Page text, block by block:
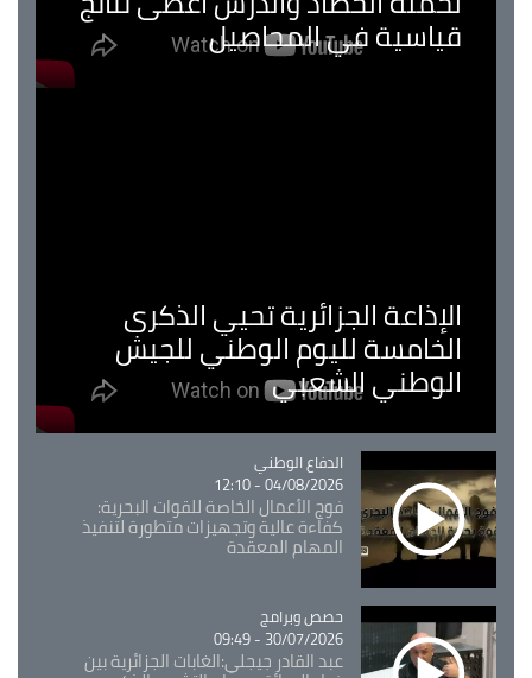
قياسية في المحاصيل
الإذاعة الجزائرية تحيي الذكرى
الخامسة لليوم الوطني للجيش
الوطني الشعبي
Catégorie
الدفاع الوطني
04/08/2026 - 12:10
فوج الأعمال الخاصة للقوات البحرية:
كفاءة عالية وتجهيزات متطورة لتنفيذ
المهام المعقدة
Catégorie
حصص وبرامج
30/07/2026 - 09:49
عبد القادر جيجلي:الغابات الجزائرية بين